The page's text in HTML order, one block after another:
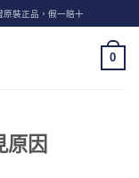
原裝正品，假一賠十
0
原因